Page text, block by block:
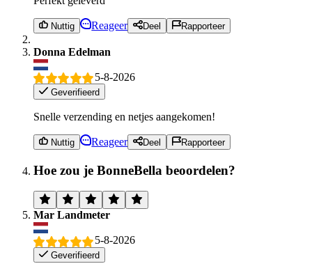
Nuttig Reageer Deel Rapporteer
Donna Edelman
5-8-2026
Geverifieerd
Snelle verzending en netjes aangekomen!
Nuttig Reageer Deel Rapporteer
Hoe zou je BonneBella beoordelen?
Mar Landmeter
5-8-2026
Geverifieerd